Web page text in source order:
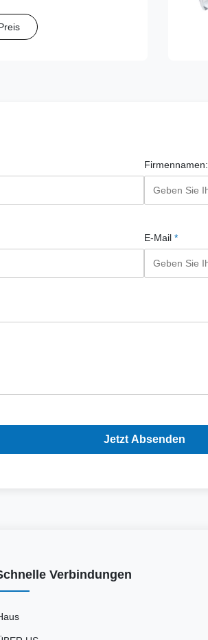
Schallkopfs und eine
Nadelpfads.
Firmennamen:
E-Mail *
Jetzt Absenden
Verbindungen